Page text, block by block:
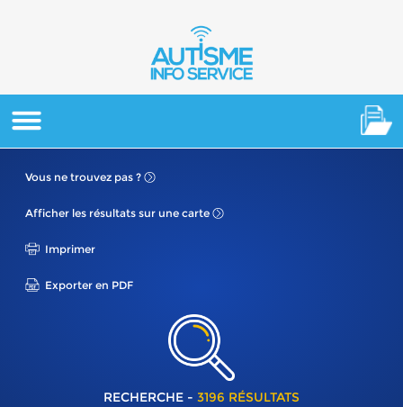
Vous ne trouvez pas ?
Afficher les résultats sur une carte
Imprimer
Exporter en PDF
RECHERCHE - 3196 RÉSULTATS